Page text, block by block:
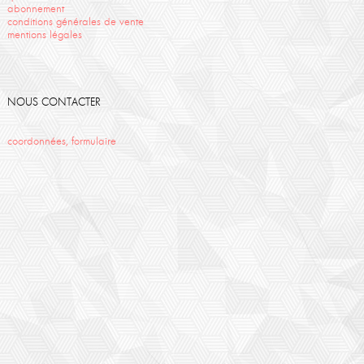
abonnement
conditions générales de vente
mentions légales
NOUS CONTACTER
coordonnées, formulaire